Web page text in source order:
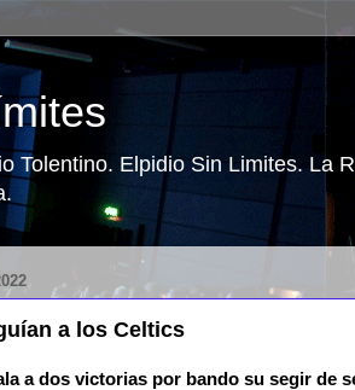
Tolentino. Elpidio Sin Limites. La
a los Celtics
a dos victorias por bando su segir de